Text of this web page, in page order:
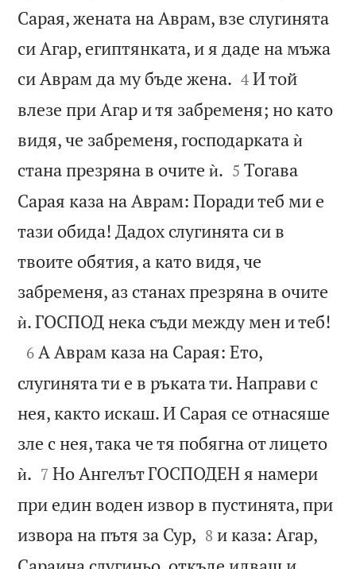
Сарая, жената на Аврам, взе слугинята
си Агар, египтянката, и я даде на мъжа
си Аврам да му бъде жена. 

4 И той
влезе при Агар и тя забременя; но като
видя, че забременя, господарката ѝ
стана презряна в очите ѝ. 

5 Тогава
Сарая каза на Аврам: Поради теб ми е
тази обида! Дадох слугинята си в
твоите обятия, а като видя, че
забременя, аз станах презряна в очите
ѝ. ГОСПОД нека съди между мен и теб!

6 А Аврам каза на Сарая: Ето,
слугинята ти е в ръката ти. Направи с
нея, както искаш. И Сарая се отнасяше
зле с нея, така че тя побягна от лицето
ѝ. 

7 Но Ангелът ГОСПОДЕН я намери
при един воден извор в пустинята, при
извора на пътя за Сур, 

8 и каза: Агар,